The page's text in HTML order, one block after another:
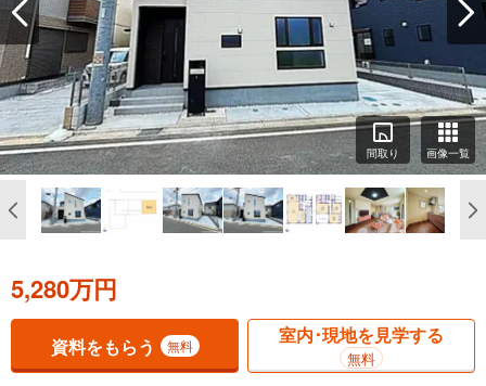
間取り 画像一覧
5,280万円
資料をもらう 無料 室内･現地を見学する
無料